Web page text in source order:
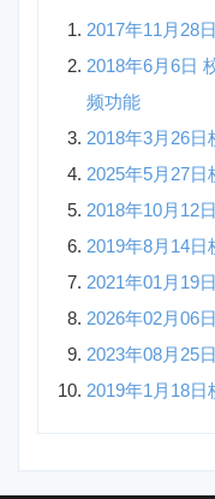
2017年11月28
2018年6月6日
频功能
2018年3月26
2025年5月27
2018年10月12
2019年8月14
2021年01月19
2026年02月06
2023年08月25
2019年1月18